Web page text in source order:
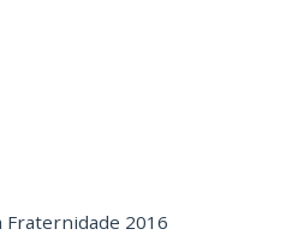
Fraternidade 2016